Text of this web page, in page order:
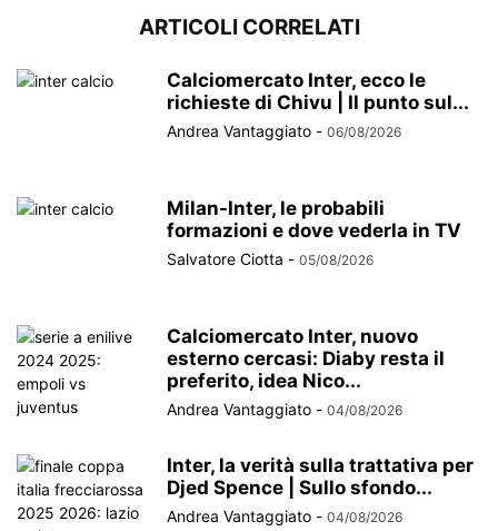
ARTICOLI CORRELATI
Calciomercato Inter, ecco le
richieste di Chivu | Il punto sul...
Andrea Vantaggiato - 06/08/2026
Milan-Inter, le probabili
formazioni e dove vederla in TV
Salvatore Ciotta - 05/08/2026
Calciomercato Inter, nuovo
esterno cercasi: Diaby resta il
preferito, idea Nico...
Andrea Vantaggiato - 04/08/2026
Inter, la verità sulla trattativa per
Djed Spence | Sullo sfondo...
Andrea Vantaggiato - 04/08/2026